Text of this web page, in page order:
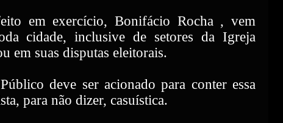
em exercício, Bonifácio Rocha , vem
cidade, inclusive de setores da Igreja
em suas disputas eleitorais.
deve ser acionado para conter essa
para não dizer, casuística.